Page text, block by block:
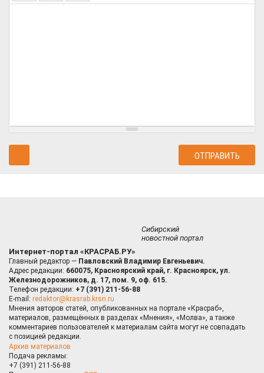
Сибирский
новостной портал
Интернет-портал «КРАСРАБ.РУ»
Главный редактор — Павловский Владимир Евгеньевич.
Адрес редакции: 660075, Красноярский край, г. Красноярск, ул.
Железнодорожников, д. 17, пом. 9, оф. 615.
Телефон редакции: +7 (391) 211-56-88
E-mail: redaktor@krasrab.krsn.ru
Мнения авторов статей, опубликованных на портале «Красраб»,
материалов, размещённых в разделах «Мнения», «Молва», а также
комментариев пользователей к материалам сайта могут не совпадать
с позицией редакции.
Архив материалов
Подача рекламы:
+7 (391) 211-56-88